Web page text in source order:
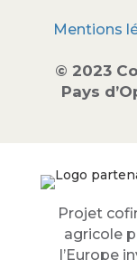
Mentions
© 2023
Pays
Projet
agricole
l’Europe